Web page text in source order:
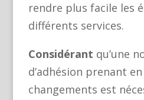
rendre plus facile les
différents services.
Considérant qu’une
d’adhésion prenant
changements est